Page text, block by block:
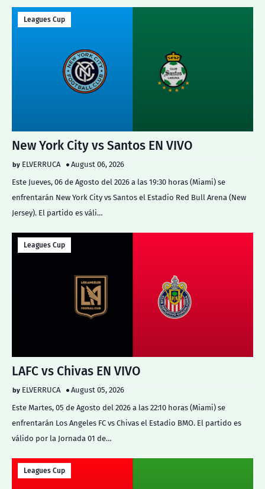
Leagues Cup
New York City vs Santos EN VIVO
ELVERRUCA
August 06, 2026
Este Jueves, 06 de Agosto del 2026 a las 19:30 horas (Miami) se
enfrentarán New York City vs Santos el Estadio Red Bull Arena (New
Jersey). El partido es váli…
Leagues Cup
LAFC vs Chivas EN VIVO
ELVERRUCA
August 05, 2026
Este Martes, 05 de Agosto del 2026 a las 22:10 horas (Miami) se
enfrentarán Los Angeles FC vs Chivas el Estadio BMO. El partido es
válido por la Jornada 01 de…
Leagues Cup